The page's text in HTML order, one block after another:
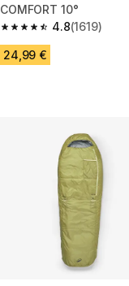
COMFORT 10°
4.8
4.8 od 5 zvezdic from
(1619)
24,99 €